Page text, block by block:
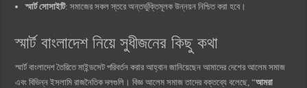
স্মার্ট সোসাইটি: সমাজের সকল স্তরে অন্তর্ভুক্তিমূলক উন্নয়ন নিশ্চিত করা হবে।
স্মার্ট বাংলাদেশ নিয়ে সুধীজনের কিছু কথা
স্মার্ট বাংলাদেশ তৈরিতে মাইন্ডসেট পরিবর্তন করার আহ্বান জানিয়েছেন আমাদের দেশের আলেম সমাজ
এবং বিভিন্ন ইসলামি রাজনৈতিক দলগুলি। বিজ্ঞ আলেম সমাজ তাদের বক্তব্যে বলেছে, “আমরা